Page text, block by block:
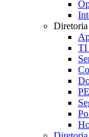
Diretoria
TI